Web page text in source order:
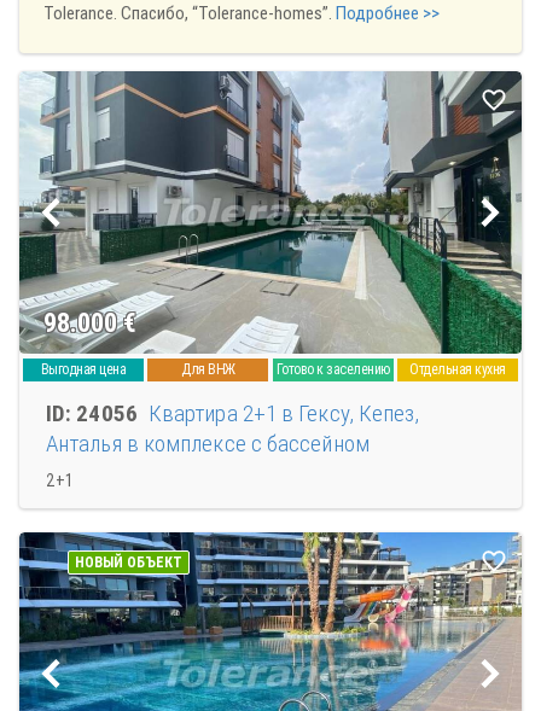
Tolerance. Спасибо, “Tolerance-homes”. Подробнее >>
98.000€
Выгодная цена Для ВНЖ Готово к заселению Отдельная кухня
ID: 24056 Квартира 2+1 в Гексу, Кепез,
Анталья в комплексе с бассейном
2+1
НОВЫЙ ОБЪЕКТ